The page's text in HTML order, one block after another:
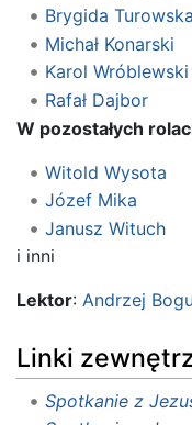
Brygida Turowska
Michał Konarski
Karol Wróblewski
Rafał Dajbor
W pozostałych
Witold Wysota
Józef Mika
Janusz Wituch
i inni
Lektor: Andrzej
Linki
Spotkanie z